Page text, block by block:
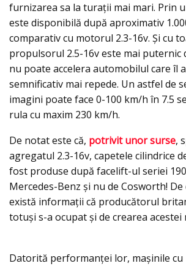
furnizarea sa la turații mai mari. Prin
este disponibilă după aproximativ
comparativ cu motorul 2.3-16v. Şi cu
propulsorul 2.5-16v este mai puternic
nu poate accelera automobilul care îl
semnificativ mai repede. Un astfel de
imagini poate face 0-100 km/h în 7.5
rula cu maxim 230 km/h.
De notat este că, potrivit unor surse,
agregatul 2.3-16v, capetele cilindrice
fost produse după facelift-ul seriei
Mercedes-Benz și nu de Cosworth!
există informaţii că producătorul
totuşi s-a ocupat şi de crearea acestei
Datorită performanței lor, mașinile cu